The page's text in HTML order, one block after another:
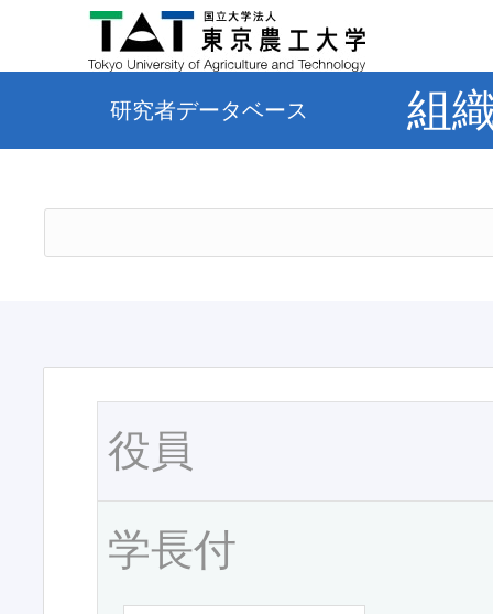
研究者データベース 組
役員
学長付